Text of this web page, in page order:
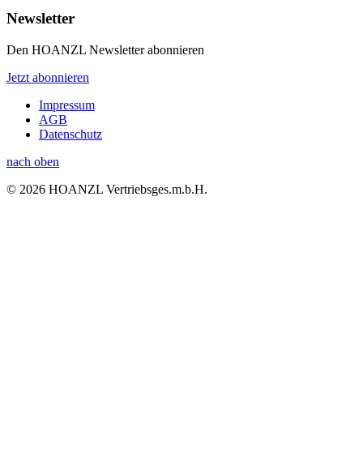
Newsletter
Den HOANZL Newsletter abonnieren
Jetzt abonnieren
Impressum
AGB
Datenschutz
nach oben
© 2026 HOANZL Vertriebsges.m.b.H.